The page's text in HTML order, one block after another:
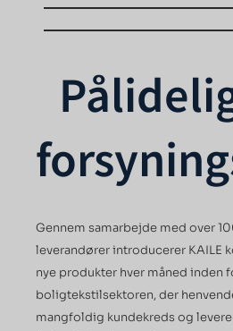
Gennem samarbejde med over
leverandører introducerer KAILE
nye produkter hver måned inden
boligtekstilsektoren, der
mangfoldig kundekreds og